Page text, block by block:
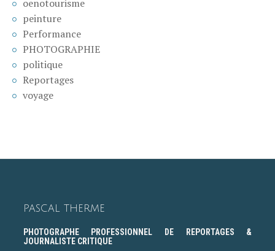
oenotourisme
peinture
Performance
PHOTOGRAPHIE
politique
Reportages
voyage
PASCAL THERME
PHOTOGRAPHE PROFESSIONNEL DE REPORTAGES &
JOURNALISTE CRITIQUE